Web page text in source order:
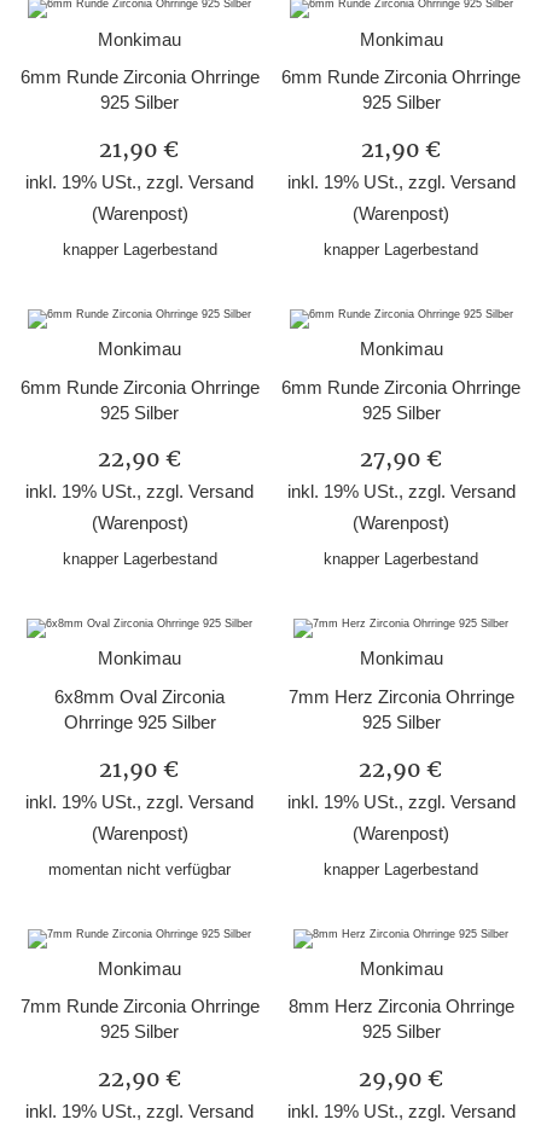
Monkimau
6mm Runde Zirconia Ohrringe
925 Silber
21,90 €
inkl. 19% USt., zzgl.Versand
(Warenpost)
knapper Lagerbestand
Monkimau
6mm Runde Zirconia Ohrringe
925 Silber
21,90 €
inkl. 19% USt., zzgl. Versand
(Warenpost)
knapper Lagerbestand
Monkimau
6mm Runde Zirconia Ohrringe
925 Silber
22,90 €
inkl. 19% USt., zzgl.Versand
(Warenpost)
knapper Lagerbestand
Monkimau
6mm Runde Zirconia Ohrringe
925 Silber
27,90 €
inkl. 19% USt., zzgl. Versand
(Warenpost)
knapper Lagerbestand
Monkimau
6x8mm Oval Zirconia
Ohrringe 925 Silber
21,90 €
inkl. 19% USt., zzgl.Versand
(Warenpost)
momentan nicht verfügbar
Monkimau
7mm Herz Zirconia Ohrringe
925 Silber
22,90 €
inkl. 19% USt., zzgl. Versand
(Warenpost)
knapper Lagerbestand
Monkimau
7mm Runde Zirconia Ohrringe
925 Silber
22,90 €
inkl. 19% USt., zzgl.Versand
Monkimau
8mm Herz Zirconia Ohrringe
925 Silber
29,90 €
inkl. 19% USt., zzgl. Versand